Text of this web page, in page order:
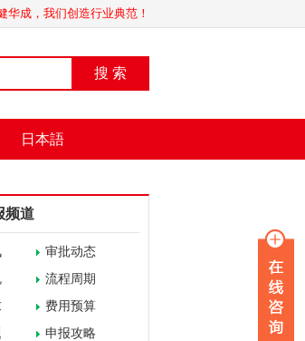
成，我们创造行业典范！
搜 索
日本語
频道
审批动态
流程周期
费用预算
申报攻略